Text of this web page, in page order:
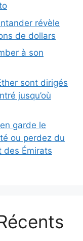
révèle
de dollars
à son
sont dirigés
jusqu’où
garde le
ou perdez du
des Émirats